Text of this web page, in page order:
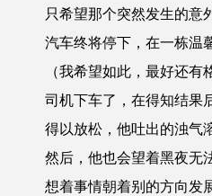
只希望那个突然发生的意
汽车终将停下，在一栋温
（我希望如此，最好还有
司机下车了，在得知结果
得以放松，他吐出的浊气
然后，他也会望着黑夜无
想着事情朝着别的方向发